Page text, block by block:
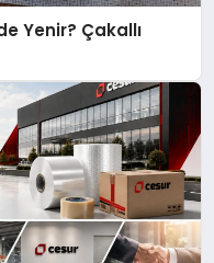
Yenir? Çakallı